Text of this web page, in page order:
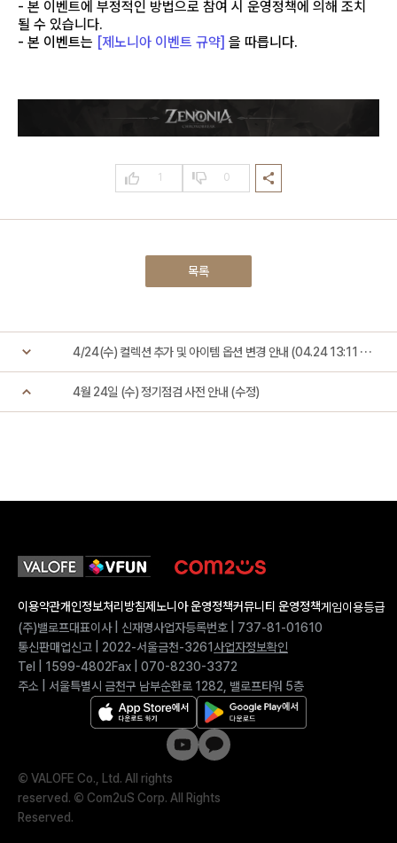
- 본 이벤트에 부정적인 방법으로 참여 시 운영정책에 의해 조치
될 수 있습니다.
- 본 이벤트는 [제노니아 이벤트 규약] 을 따릅니다.
1 0
목록
4/24(수) 컬렉션 추가 및 아이템 옵션 변경 안내 (04.24 13:11 수정)
4월 24일 (수) 정기점검 사전 안내 (수정)
이용약관개인정보처리방침제노니아 운영정책커뮤니티 운영정책게임이용등급
(주)밸로프대표이사 | 신재명사업자등록번호 | 737-81-01610
통신판매업신고 | 2022-서울금천-3261 사업자정보확인
Tel | 1599-4802Fax | 070-8230-3372
주소 | 서울특별시 금천구 남부순환로 1282, 밸로프타워 5층
© VALOFE Co., Ltd. All rights
reserved. © Com2uS Corp. All Rights
Reserved.